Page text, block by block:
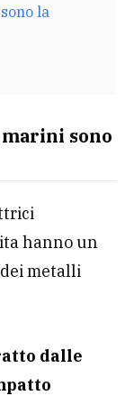
la
sono
hanno un
metalli
dalle